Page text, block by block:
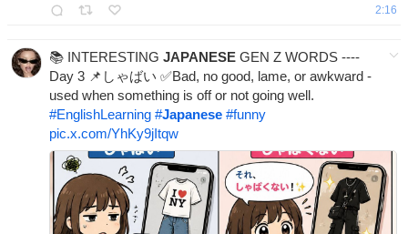
2:16
📚 INTERESTING JAPANESE GEN Z WORDS ----
Day 3 📌しゃばい ✅️Bad, no good, lame, or awkward -
used when something is off or not going well.
#EnglishLearning #Japanese #funny
pic.x.com/YhKy9jItqw